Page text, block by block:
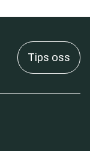
Tips oss